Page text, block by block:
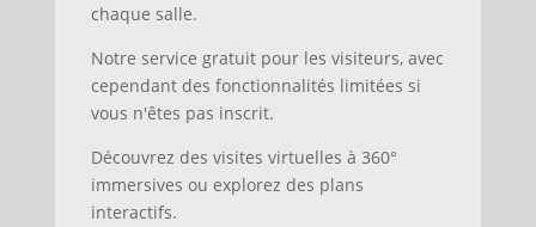
chaque salle.
Notre service gratuit pour les visiteurs, avec
cependant des fonctionnalités limitées si
vous n'êtes pas inscrit.
Découvrez des visites virtuelles à 360°
immersives ou explorez des plans
interactifs.